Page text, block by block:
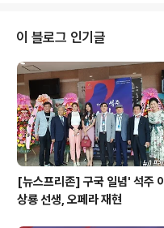
이 블로그 인기글
[뉴스프리존] 구국 일념' 석주 이
상룡 선생, 오페라 재현